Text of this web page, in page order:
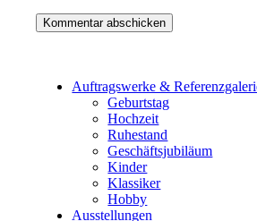
Auftragswerke &
Geburtstag
Hochzeit
Ruhestand
Geschäftsjubiläum
Kinder
Klassiker
Hobby
Ausstellungen